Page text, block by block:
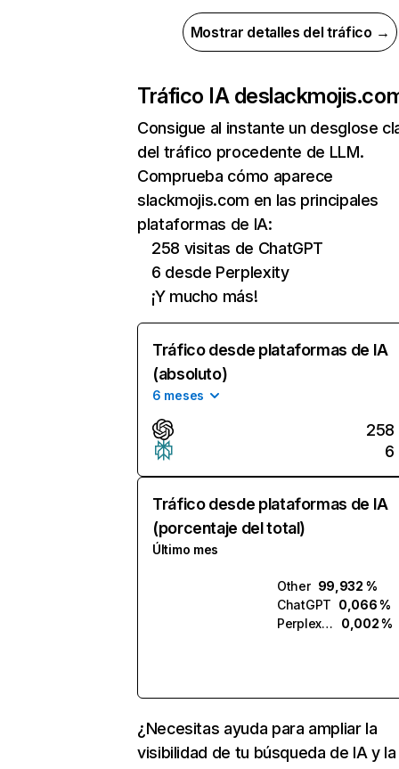
Mostrar detalles del tráfico →
Tráfico IA de
Consigue al instante un desglose
del tráfico procedente de LLM.
Comprueba cómo aparece
slackmojis.com en las principales
plataformas de IA:
258 visitas de ChatGPT
6 desde Perplexity
¡Y mucho más!
Tráfico desde plataformas de IA
(absoluto)
6 meses
258
6
Tráfico desde plataformas de IA
(porcentaje del total)
Último mes
Other 99,932 %
ChatGPT 0,066 %
Perplexity
0,002 %
¿Necesitas ayuda para ampliar la
visibilidad de tu búsqueda de IA y la